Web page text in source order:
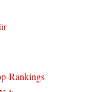
Rankings